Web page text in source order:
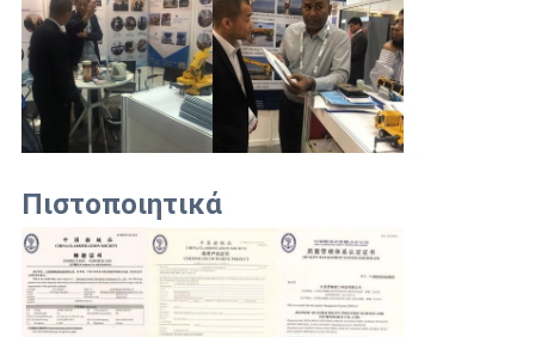
Πιστοποιητικά